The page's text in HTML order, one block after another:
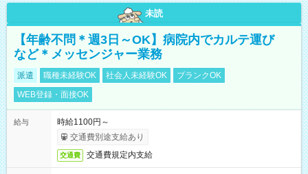
未読
【年齢不問＊週3日～OK】病院内でカルテ運び
など＊メッセンジャー業務
派遣 職種未経験OK 社会人未経験OK
ブランクOK
WEB登録・面接OK
給与
時給1100円～
交通費別途支給あり
交通費 交通費規定内支給